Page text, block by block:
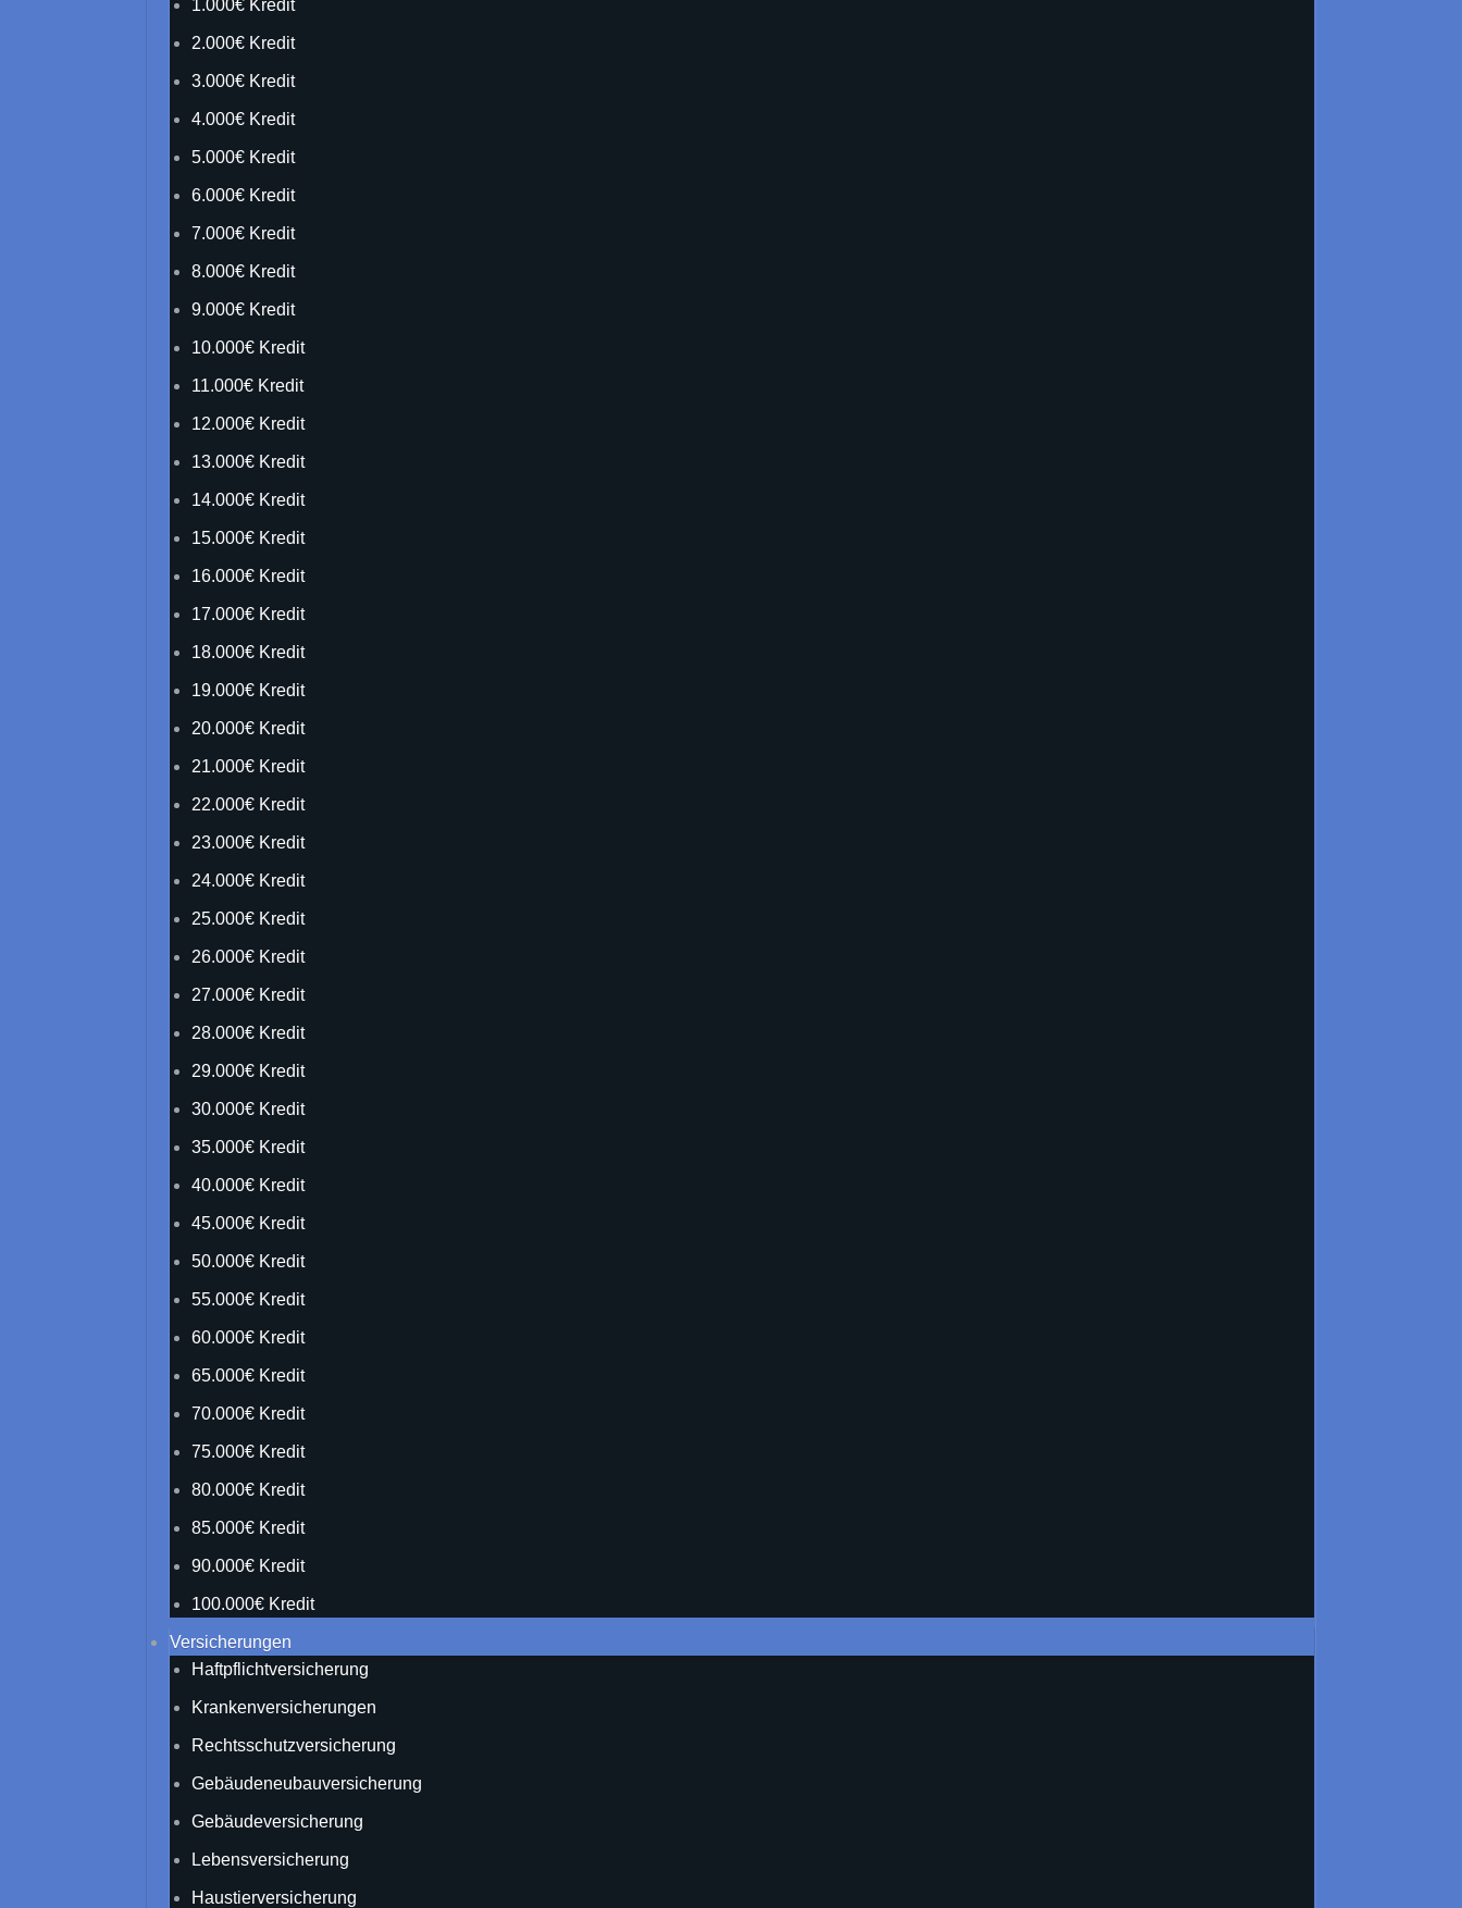
1.000€ Kredit
2.000€ Kredit
3.000€ Kredit
4.000€ Kredit
5.000€ Kredit
6.000€ Kredit
7.000€ Kredit
8.000€ Kredit
9.000€ Kredit
10.000€ Kredit
11.000€ Kredit
12.000€ Kredit
13.000€ Kredit
14.000€ Kredit
15.000€ Kredit
16.000€ Kredit
17.000€ Kredit
18.000€ Kredit
19.000€ Kredit
20.000€ Kredit
21.000€ Kredit
22.000€ Kredit
23.000€ Kredit
24.000€ Kredit
25.000€ Kredit
26.000€ Kredit
27.000€ Kredit
28.000€ Kredit
29.000€ Kredit
30.000€ Kredit
35.000€ Kredit
40.000€ Kredit
45.000€ Kredit
50.000€ Kredit
55.000€ Kredit
60.000€ Kredit
65.000€ Kredit
70.000€ Kredit
75.000€ Kredit
80.000€ Kredit
85.000€ Kredit
90.000€ Kredit
100.000€ Kredit
Versicherungen
Haftpflichtversicherung
Krankenversicherungen
Rechtsschutzversicherung
Gebäudeneubauversicherung
Gebäudeversicherung
Lebensversicherung
Haustierversicherung